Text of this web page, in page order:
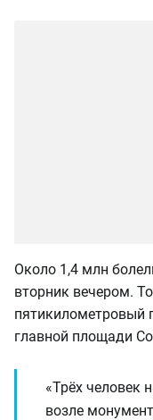
Около 1,4 млн
вторник вечером.
пятикилометровый
главной площади
«Трёх человек
возле